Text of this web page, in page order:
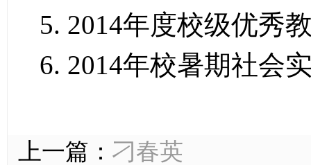
5. 2014年度校级优秀
6. 2014年校暑期社会
上一篇： 刁春英